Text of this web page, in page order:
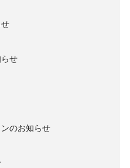
せ
のお知らせ